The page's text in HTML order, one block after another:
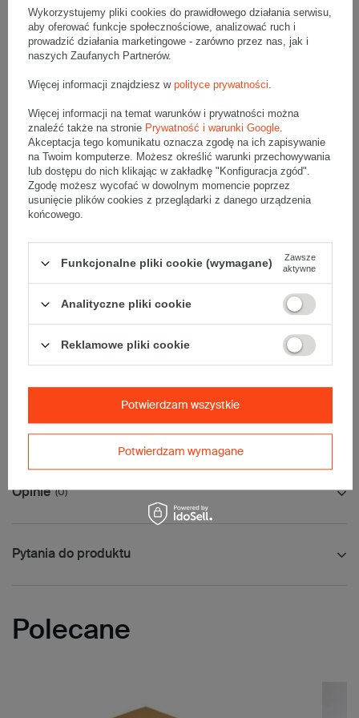
Tektura 5-warstwowa
Opis produktu
Szara przekładka tekturowa - 1 Sztuka
Wymiary zewnętrzne: 1200x800mm (długość x szerokość)
Przekładka wykonana jest z tektury falistej 5-warstwowej, fala BC
770 g/m2
Wymiary:
Materiał:
770g/m2
Maksymalna waga paczki -31,5kg
Maksymalna ilość w jednej przesyłce -24 szt.
Opinie (0)
Pytania do produktu
Polecane
Wykorzystujemy pliki cookies do prawidłowego działania serwisu,
aby oferować funkcje społecznościowe, analizować ruch i
prowadzić działania marketingowe - zarówno przez nas, jak i
naszych Zaufanych Partnerów.
Więcej informacji znajdziesz w polityce prywatności.
Więcej informacji na temat warunków i prywatności można
znaleźć także na stronie Prywatność i warunki Google.
Akceptacja tego komunikatu oznacza zgodę na ich zapisywanie
na Twoim komputerze. Możesz określić warunki przechowywania
lub dostępu do nich klikając w zakładkę "Konfiguracja zgód".
Zgodę możesz wycofać w dowolnym momencie poprzez
usunięcie plików cookies z przeglądarki z danego urządzenia
końcowego.
Funkcjonalne pliki cookie (wymagane)
Zawsze
aktywne
Analityczne pliki cookie
Reklamowe pliki cookie
Potwierdzam wymagane
Potwierdzam wszystkie